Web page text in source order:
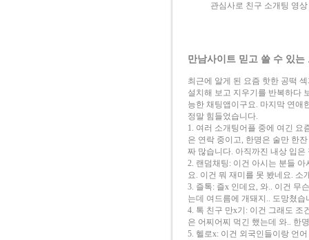
관심사로 친구 소개팅 영
만남사이트 믿고 쓸 수 있는
최근에 알게 된 요즘 핫한 공떡
설치해 보고 지우기를 반복하다
능한 채팅앱이구요. 마지막 연애
정말 힘들었습니다.
1. 여러 소개팅어플 중에 여긴 요
은 연락 중이고, 한명은 술만 한
짜 많습니다. 아직까진 내상 입
2. 랜덤채팅: 이건 아시는 분들
요. 이건 뭐 재미를 못 봤네요. 소
3. 즐톡: 즐x 인데요, 와.. 이건 무
는데 여드름에 개돼지.. 도망쳤
4. 톡 친구 만x기: 이건 그래도 조
은 어찌어찌 먹긴 했는데 와.. 한
5. 헬로x: 이건 외국인들이랑 언